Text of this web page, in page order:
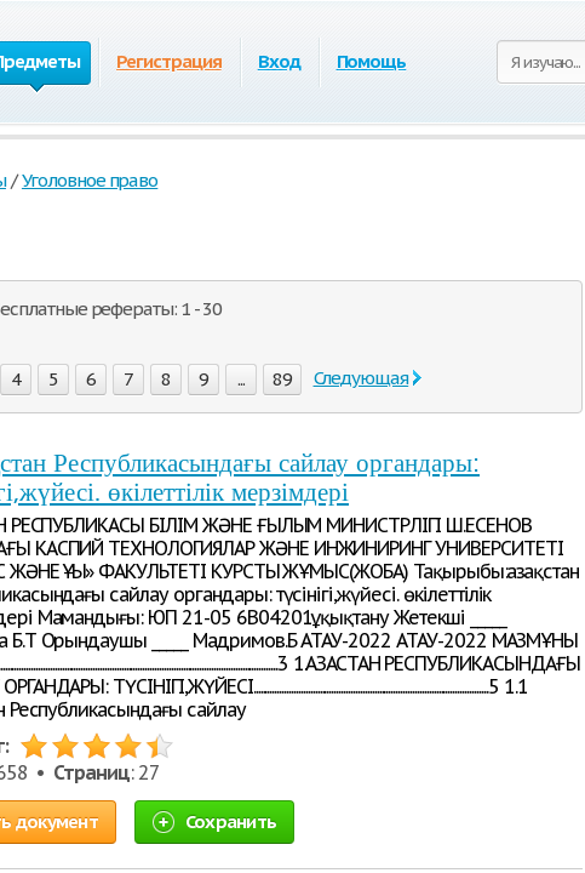
Регистрация Вход Помощь
/ Уголовное право
рефераты: 1 - 30
4 5 6 7 8 9 ... 89 Следующая
Республикасындағы сайлау органдары:
өкілеттілік мерзімдері
РЕСПУБЛИКАСЫ БІЛІМ ЖӘНЕ ҒЫЛЫМ МИНИСТРЛІГІ Ш.ЕСЕНОВ
КАСПИЙ ТЕХНОЛОГИЯЛАР ЖӘНЕ ИНЖИНИРИНГ УНИВЕРСИТЕТІ
ЖӘНЕ ҚҰҚЫҚ» ФАКУЛЬТЕТІ КУРСТЫҚ ЖҰМЫС(ЖОБА) Тақырыбы:Қазақстан
сайлау органдары: түсінігі,жүйесі. өкілеттілік
Мамандығы: ЮП 21-05 6B04201Құқықтану Жетекші _____
Б.Т Орындаушы _____ Мадримов.Б АҚТАУ-2022 АҚТАУ-2022 МАЗМҰНЫ
1.ҚАЗАҚСТАН РЕСПУБЛИКАСЫНДАҒЫ
ТҮСІНІГІ,ЖҮЙЕСІ...................................................................................................5 1.1
Республикасындағы сайлау
• Страниц: 27
документ Сохранить